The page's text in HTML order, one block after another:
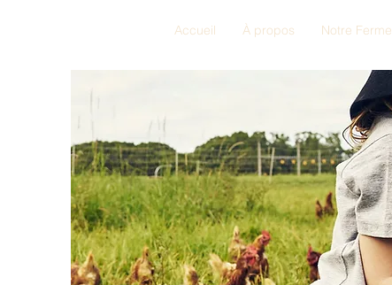
Accueil À propos Notre Ferme